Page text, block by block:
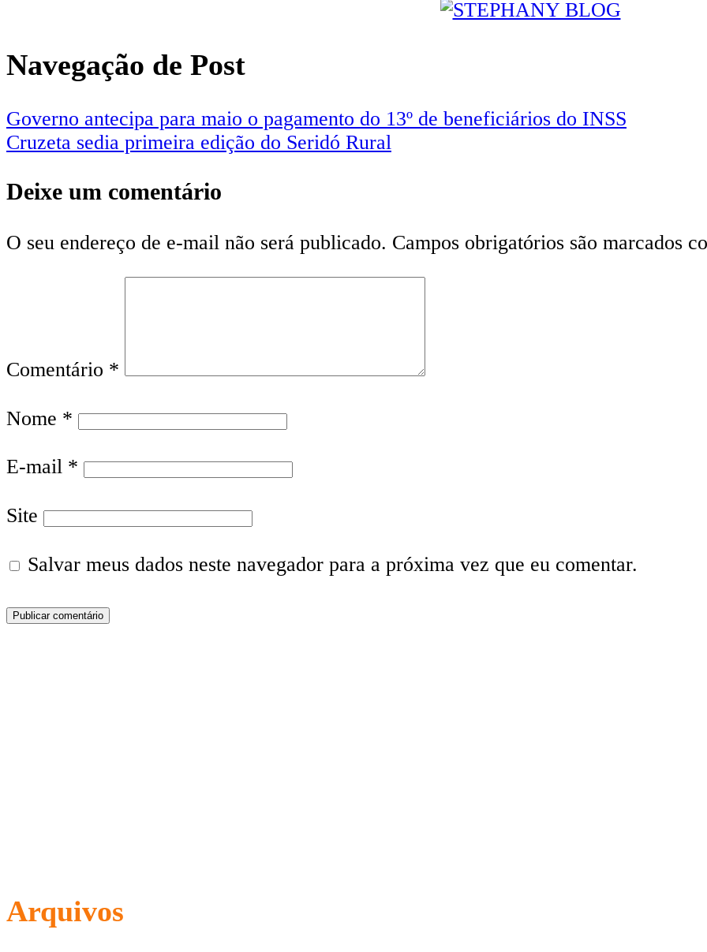
Navegação de Post
Governo antecipa para maio o pagamento do 13º de beneficiários do INSS
Cruzeta sedia primeira edição do Seridó Rural
Deixe um comentário
O seu endereço de e-mail não será publicado. Campos obrigatórios são marcados
Comentário *
Nome *
E-mail *
Site
Salvar meus dados neste navegador para a próxima vez que eu comentar.
Arquivos